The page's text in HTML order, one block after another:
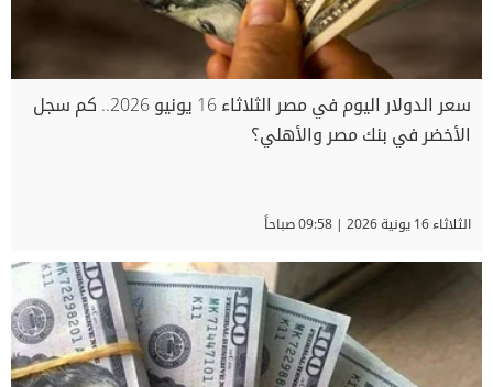
سعر الدولار اليوم في مصر الثلاثاء 16 يونيو 2026.. كم سجل
الأخضر في بنك مصر والأهلي؟
الثلاثاء 16 يونية 2026 | 09:58 صباحاً